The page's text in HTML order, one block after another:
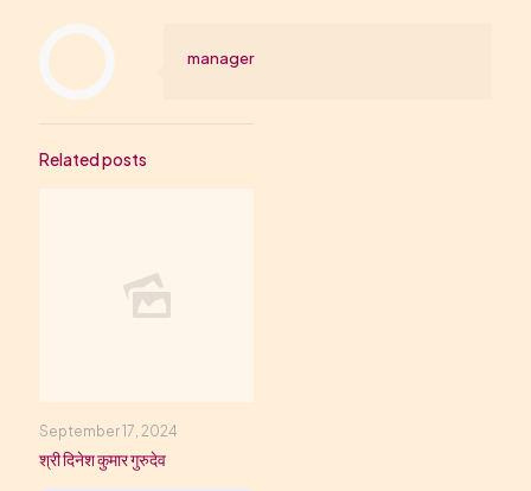
manager
Related posts
September 17, 2024
श्री दिनेश कुमार गुरुदेव